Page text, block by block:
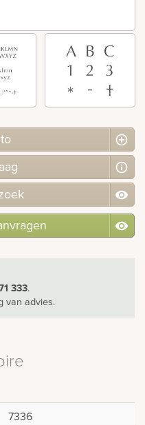
333.
van advies.
7336